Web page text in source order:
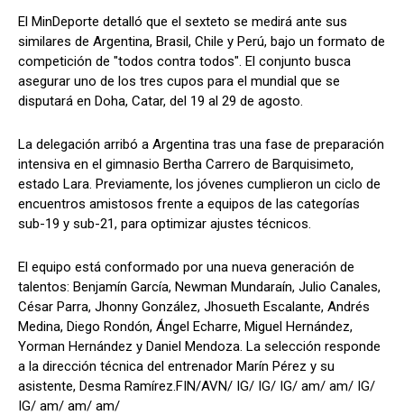
El MinDeporte detalló que el sexteto se medirá ante sus
similares de Argentina, Brasil, Chile y Perú, bajo un formato de
competición de "todos contra todos". El conjunto busca
asegurar uno de los tres cupos para el mundial que se
disputará en Doha, Catar, del 19 al 29 de agosto.
La delegación arribó a Argentina tras una fase de preparación
intensiva en el gimnasio Bertha Carrero de Barquisimeto,
estado Lara. Previamente, los jóvenes cumplieron un ciclo de
encuentros amistosos frente a equipos de las categorías
sub-19 y sub-21, para optimizar ajustes técnicos.
El equipo está conformado por una nueva generación de
talentos: Benjamín García, Newman Mundaraín, Julio Canales,
César Parra, Jhonny González, Jhosueth Escalante, Andrés
Medina, Diego Rondón, Ángel Echarre, Miguel Hernández,
Yorman Hernández y Daniel Mendoza. La selección responde
a la dirección técnica del entrenador Marín Pérez y su
asistente, Desma Ramírez.FIN/AVN/ IG/ IG/ IG/ am/ am/ IG/
IG/ am/ am/ am/